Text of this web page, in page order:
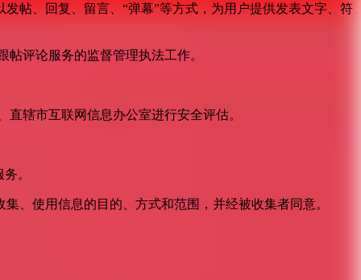
帖、回复、留言、“弹幕”等方式，为用户提供发表文字、符
评论服务的监督管理执法工作。
辖市互联网信息办公室进行安全评估。
。
、使用信息的目的、方式和范围，并经被收集者同意。